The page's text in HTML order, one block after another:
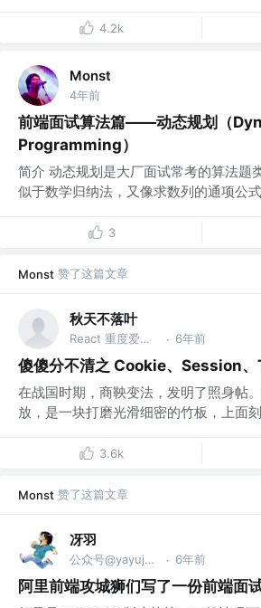
4.2k
Monst
4年前
前端面试算法篇——动态规划（
Programming）
简介 动态规划是大厂面试常考的算法题
似于数学归纳法，又像求数列的通项公
3
Monst 赞了这篇文章
秋天不落叶
React 重度爱好者 · 6年前
傻傻分不清之 Cookie、Session
在战国时期，商鞅变法，发明了照身帖
放，是一块打磨光滑细密的竹板，上面
3.6k
Monst 赞了这篇文章
冴羽
公众号@yayujs @🏅掘金签约作者 · 6年前
阿里前端攻城狮们写了一份前端面